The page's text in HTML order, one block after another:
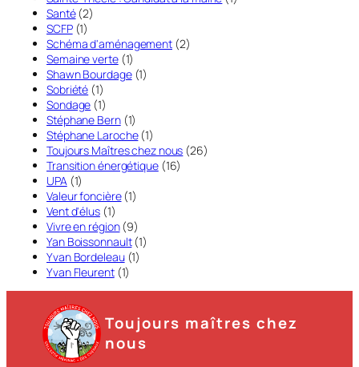
Santé(2)
SCFP(1)
Schéma d'aménagement (2)
Semaine verte(1)
Shawn Bourdage(1)
Sobriété (1)
Sondage (1)
Stéphane Bern(1)
Stéphane Laroche(1)
Toujours Maîtres chez nous (26)
Transition énergétique(16)
UPA (1)
Valeur foncière(1)
Vent d'élus(1)
Vivre en région(9)
Yan Boissonnault(1)
Yvan Bordeleau(1)
Yvan Fleurent(1)
Toujours maîtres chez
nous